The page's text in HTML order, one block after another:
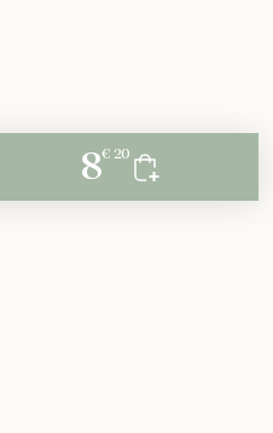
8€ 20